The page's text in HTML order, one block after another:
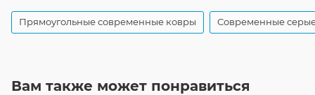
Прямоугольные современные ковры Современные
Вам также может понравиться